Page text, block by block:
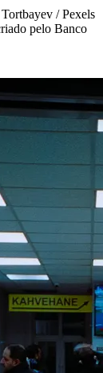
/ Pexels
pelo Banco